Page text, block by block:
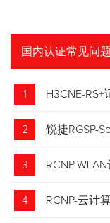
国内认证常见问题
1 H3CNE-
2 锐捷RGSP-
3 RCNP-
4 RCNP-云计